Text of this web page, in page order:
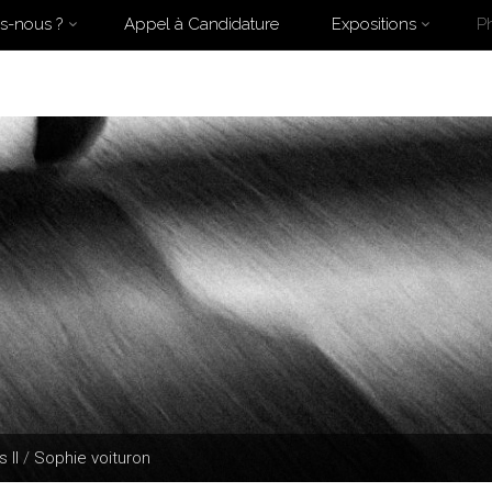
nous ? Appel à Candidature Expositions
HomeArchive for category "Photographes"(Page 7)
/ Sophie voituron